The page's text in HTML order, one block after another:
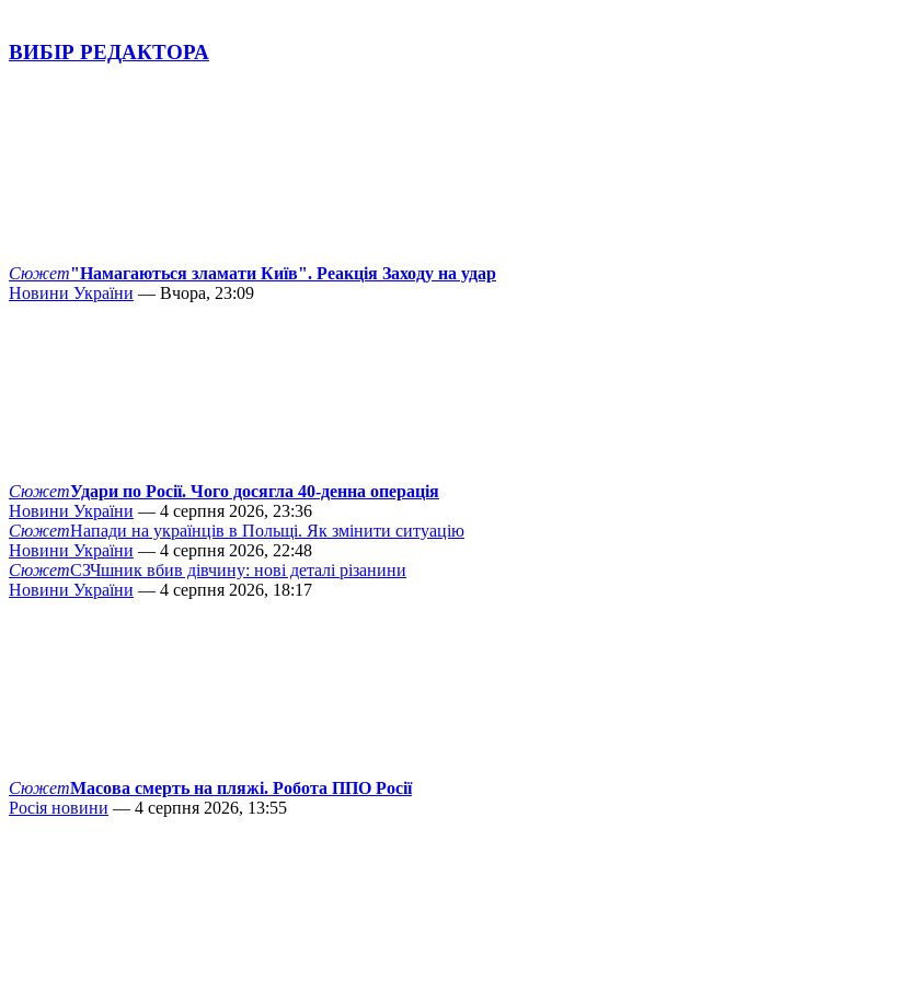
ВИБІР РЕДАКТОРА
Сюжет"Намагаються зламати Київ". Реакція Заходу на удар
Новини України — Вчора, 23:09
СюжетУдари по Росії. Чого досягла 40-денна операція
Новини України — 4 серпня 2026, 23:36
СюжетНапади на українців в Польщі. Як змінити ситуацію
Новини України — 4 серпня 2026, 22:48
СюжетСЗЧшник вбив дівчину: нові деталі різанини
Новини України — 4 серпня 2026, 18:17
СюжетМасова смерть на пляжі. Робота ППО Росії
Росія новини — 4 серпня 2026, 13:55